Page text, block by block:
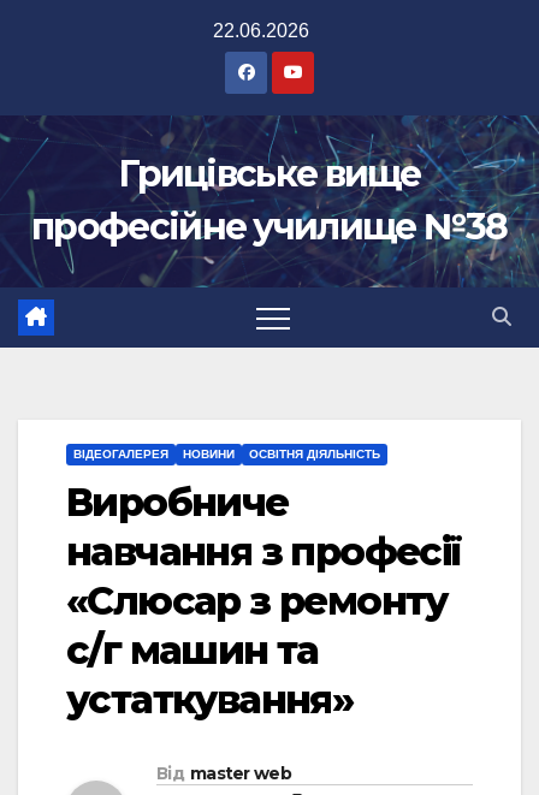
22.06.2026
Грицівське вище
професійне училище №38
ВІДЕОГАЛЕРЕЯ НОВИНИ ОСВІТНЯ ДІЯЛЬНІСТЬ
Виробниче
навчання з професії
«Cлюсар з ремонту
с/г машин та
устаткування»
Від master web